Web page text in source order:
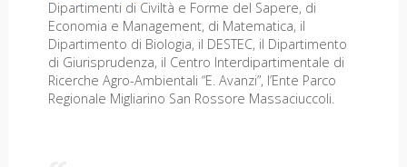
Dipartimenti di Civiltà e Forme del Sapere, di
Economia e Management, di Matematica, il
Dipartimento di Biologia, il DESTEC, il Dipartimento
di Giurisprudenza, il Centro Interdipartimentale di
Ricerche Agro-Ambientali “E. Avanzi”, l’Ente Parco
Regionale Migliarino San Rossore Massaciuccoli.